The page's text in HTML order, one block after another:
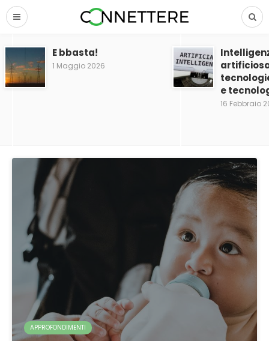
E bbasta!
1 Maggio 2026
e
16 Febbraio
APPROFONDIMENTI